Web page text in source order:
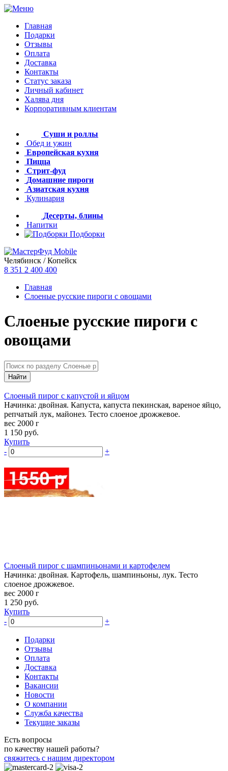
Главная
Подарки
Отзывы
Оплата
Доставка
Контакты
Статус заказа
Личный кабинет
Халява дня
Корпоративным клиентам
Суши и роллы
Обед и ужин
Европейская кухня
Пицца
Стрит-фуд
Домашние пироги
Азиатская кухня
Кулинария
Десерты, блины
Напитки
Подборки
Челябинск / Копейск
8 351 2 400 400
Главная
Слоеные русские пироги с овощами
Слоеные русские пироги с
овощами
Слоеный пирог с капустой и яйцом
Начинка: двойная. Капуста, капуста пекинская, вареное яйцо,
репчатый лук, майонез. Тесто слоеное дрожжевое.
вес 2000 г
1 150 руб.
Купить
-
+
Слоеный пирог с шампиньонами и картофелем
Начинка: двойная. Картофель, шампиньоны, лук. Тесто
слоеное дрожжевое.
вес 2000 г
1 250 руб.
Купить
-
+
Подарки
Отзывы
Оплата
Доставка
Контакты
Вакансии
Новости
О компании
Служба качества
Текущие заказы
Есть вопросы
по качеству нашей работы?
свяжитесь с нашим директором